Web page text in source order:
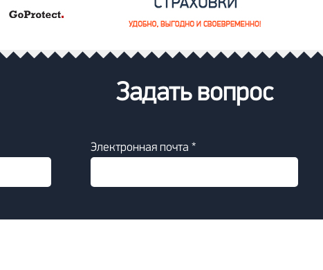
Задать вопрос
Электронная почта *